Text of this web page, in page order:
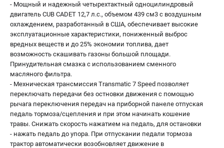
- Мощный и надежный четырехтактный одноцилиндровый
двигатель CUB CADET 12,7 л.с., объемом 439 см3 с воздушным
охлаждением, разработанный в США, обеспечивает высокие
эксплуатационные характеристики, пониженный выброс
вредных веществ и до 25% экономии топлива, дает
возможность скашивать газоны большой площади.
Принудительная смазка с использованием сменного
масляного фильтра.
- Мехническая трансмиссия Transmatic 7 Speed позволяет
переключать передачи без остновки движения с помощью
рычага переключения передач на приборной панеле отпуская
педаль тормоза/сцепления и при этом начинать кошение
травы. Снижать скорость нажатием на педаль, для остановки
- нажать педаль до упора. При отпускании педали тормоза
трактор автоматически возобновляет движение в